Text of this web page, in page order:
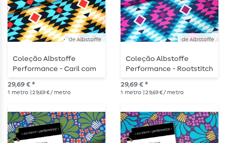
de Albstoffe
Coleção Albstoffe
Performance - Caril com
pontos de raiz
29,69 € *
1 metro | 29,69 € / metro
de Albstoffe
Coleção Albstoffe
Performance - Rootstitch
Turquoise
29,69 € *
1 metro | 29,69 € / metro